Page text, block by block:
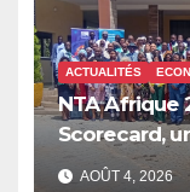
ACTUALITÉS
NTA Afrique
Scorecard,
dépenses
AOÛT 4, 2026